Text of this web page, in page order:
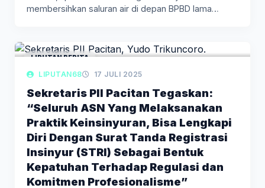
membersihkan saluran air di depan BPBD lama…
LIPUTAN BERITA
LIPUTAN68 17 JULI 2025
Sekretaris PII Pacitan Tegaskan:
“Seluruh ASN Yang Melaksanakan
Praktik Keinsinyuran, Bisa Lengkapi
Diri Dengan Surat Tanda Registrasi
Insinyur (STRI) Sebagai Bentuk
Kepatuhan Terhadap Regulasi dan
Komitmen Profesionalisme”